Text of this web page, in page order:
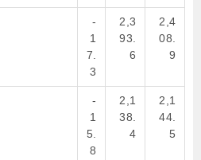
-
1
7.
3
2,3
93.
6
2,4
08.
9
-
1
5.
8
2,1
38.
4
2,1
44.
5